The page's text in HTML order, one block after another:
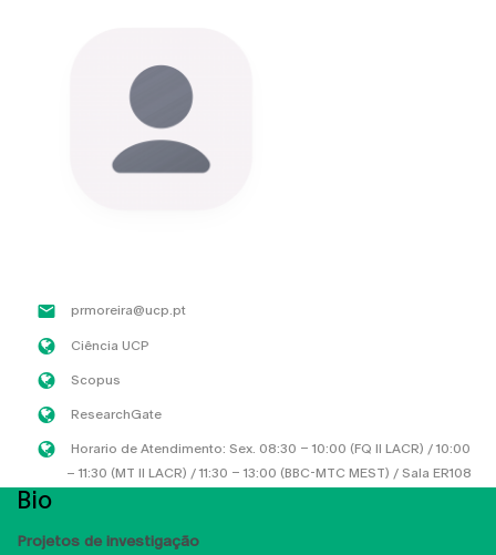
prmoreira@ucp.pt
Ciência UCP
Scopus
ResearchGate
Horario de Atendimento: Sex. 08:30 – 10:00 (FQ II LACR) / 10:00
– 11:30 (MT II LACR) / 11:30 – 13:00 (BBC-MTC MEST) / Sala ER108
Bio
Projetos de investigação